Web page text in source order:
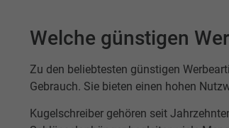
Welche günstigen
Zu den beliebtesten günstigen
Gebrauch. Sie bieten einen hohen
Kugelschreiber gehören seit